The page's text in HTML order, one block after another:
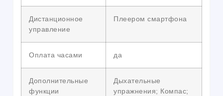
Дистанционное
управление
Плеером смартфона
Оплата часами да
Дополнительные
функции
Дыхательные
упражнения; Компас;